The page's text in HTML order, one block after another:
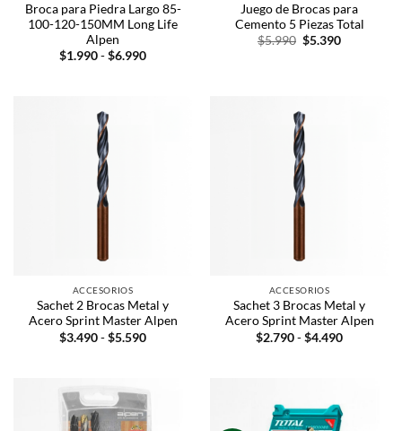
Broca para Piedra Largo 85-
100-120-150MM Long Life
Alpen
$1.990-$6.990
Juego de Brocas para
Cemento 5 Piezas Total
$5.990 $5.390
ACCESORIOS
Sachet 2 Brocas Metal y
Acero Sprint Master Alpen
$3.490-$5.590
ACCESORIOS
Sachet 3 Brocas Metal y
Acero Sprint Master Alpen
$2.790-$4.490